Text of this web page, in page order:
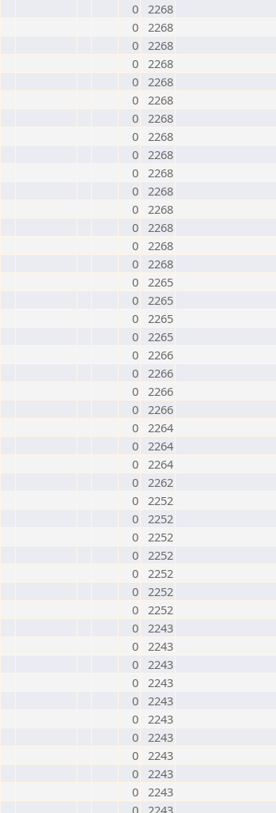
0 2268
0 2268
0 2268
0 2268
0 2268
0 2268
0 2268
0 2268
0 2268
0 2268
0 2268
0 2268
0 2268
0 2268
0 2268
0 2265
0 2265
0 2265
0 2265
0 2266
0 2266
0 2266
0 2266
0 2264
0 2264
0 2264
0 2262
0 2252
0 2252
0 2252
0 2252
0 2252
0 2252
0 2252
0 2243
0 2243
0 2243
0 2243
0 2243
0 2243
0 2243
0 2243
0 2243
0 2243
0 2243